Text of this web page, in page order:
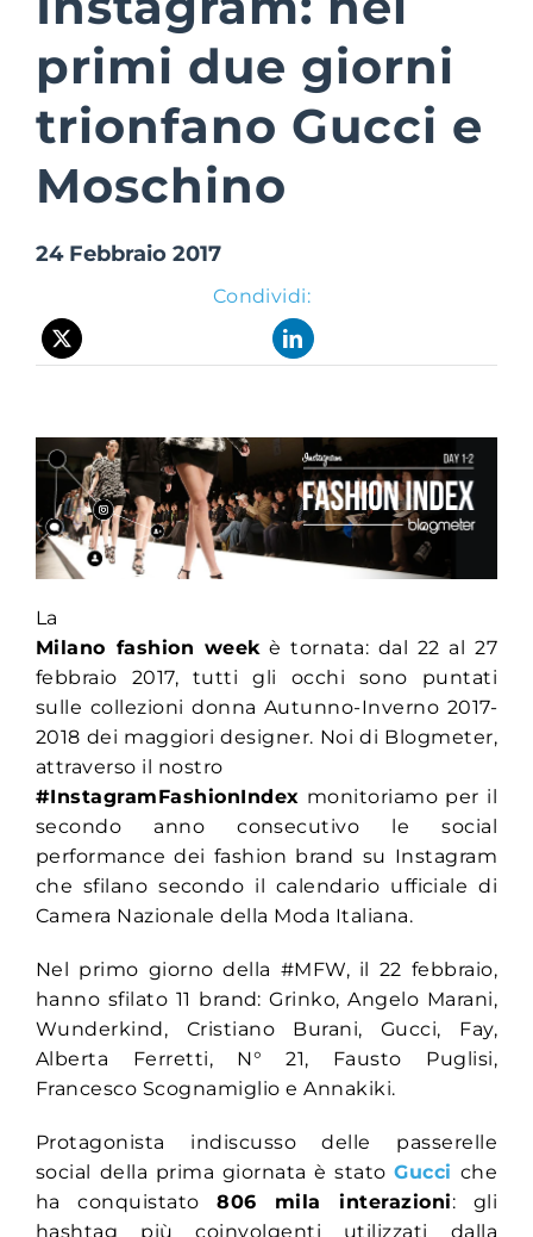
Suite Login
primi due giorni
trionfano Gucci e
Moschino
24 Febbraio 2017
Condividi:
La
Milano fashion week è tornata: dal 22 al 27
febbraio 2017, tutti gli occhi sono puntati
sulle collezioni donna Autunno-Inverno 2017-
2018 dei maggiori designer. Noi di Blogmeter,
attraverso il nostro
#InstagramFashionIndex monitoriamo per il
secondo anno consecutivo le social
performance dei fashion brand su Instagram
che sfilano secondo il calendario ufficiale di
Camera Nazionale della Moda Italiana.
Nel primo giorno della #MFW, il 22 febbraio,
hanno sfilato 11 brand: Grinko, Angelo Marani,
Wunderkind, Cristiano Burani, Gucci, Fay,
Alberta Ferretti, N° 21, Fausto Puglisi,
Francesco Scognamiglio e Annakiki.
Protagonista indiscusso delle passerelle
social della prima giornata è statoGucci che
ha conquistato806 mila interazioni: gli
hashtag più coinvolgenti utilizzati dalla